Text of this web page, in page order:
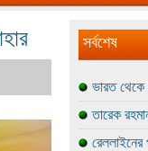
সর্বশেষ
ভারত থেকে
তারেক